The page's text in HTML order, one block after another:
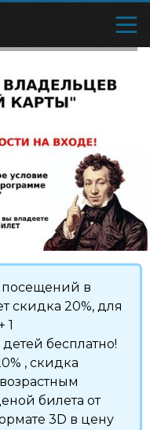
посещений в
скидка 20%, для
1
бесплатно!
, скидка
билета от
3D в цену